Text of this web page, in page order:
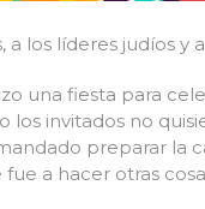
los líderes judíos y
una fiesta para
los invitados no
preparar la
a hacer otras